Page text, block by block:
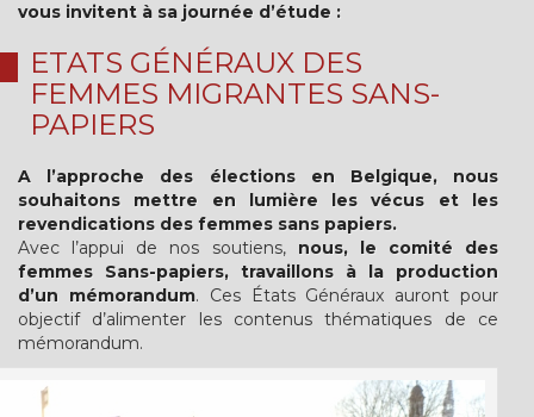
vous invitent à sa journée d’étude :
ETATS GÉNÉRAUX DES
FEMMES MIGRANTES SANS-
PAPIERS
A l’approche des élections en Belgique, nous
souhaitons mettre en lumière les vécus et les
revendications des femmes sans papiers.
Avec l’appui de nos soutiens, nous, le comité des
femmes Sans-papiers, travaillons à la production
d’un mémorandum. Ces États Généraux auront pour
objectif d’alimenter les contenus thématiques de ce
mémorandum.